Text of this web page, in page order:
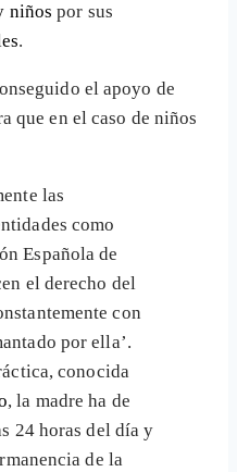
niños por sus
.
el apoyo de
que en el caso de niños
las
como
Española de
el derecho del
con
por ella’.
conocida
, la madre ha de
24 horas del día y
de la